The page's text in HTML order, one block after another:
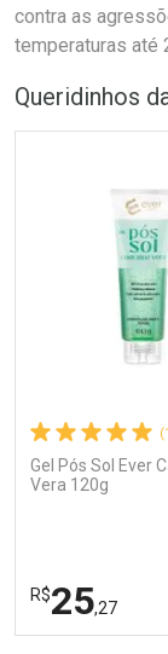
contra as
temperaturas até
Queridinhos
Gel Pós Sol Ever
Vera 120g
R$25,27